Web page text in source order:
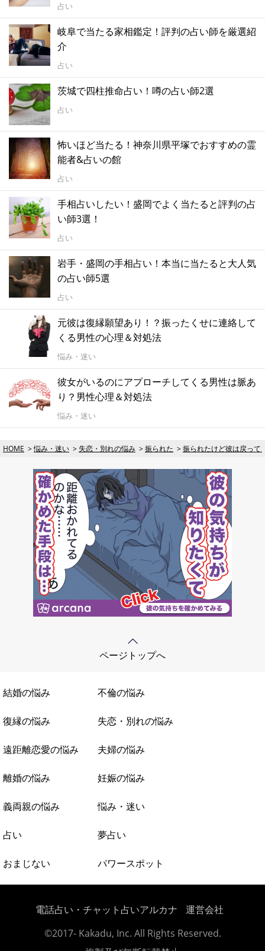
占い
岐阜で当たる家相鑑定！評判の占い師を厳選紹
介
占い
茨城で四柱推命占い！噂の占い師2選
占い
怖いほど当たる！神奈川県平塚でおすすめの霊
能者&占いの館
占い
手相占いしたい！盛岡でよく当たると評判の占
い師3選！
占い
岩手・盛岡の手相占い！本当に当たると大人気
の占い師5選
占い
元彼は復縁願望あり！？振ったくせに連絡して
くる男性の心理＆対処法
悩み・迷い
彼女がいるのにアプローチしてくる男性は脈あ
り？男性心理＆対処法
悩み・迷い
HOME 悩み・迷い 失恋・別れの悩み 振られた 振られたけど彼は戻って
ページトップへ
結婚の悩み 不倫の悩み
復縁の悩み 失恋・別れの悩み
遠距離恋愛の悩み 夫婦の悩み
離婚の悩み 妊娠の悩み
義両親の悩み 悩み・迷い
占い 夢占い
おまじない パワースポット
電話占い・チャット占いアルカナ
運営会社
©2017- Kakadu, Inc. All Rights Reserved.